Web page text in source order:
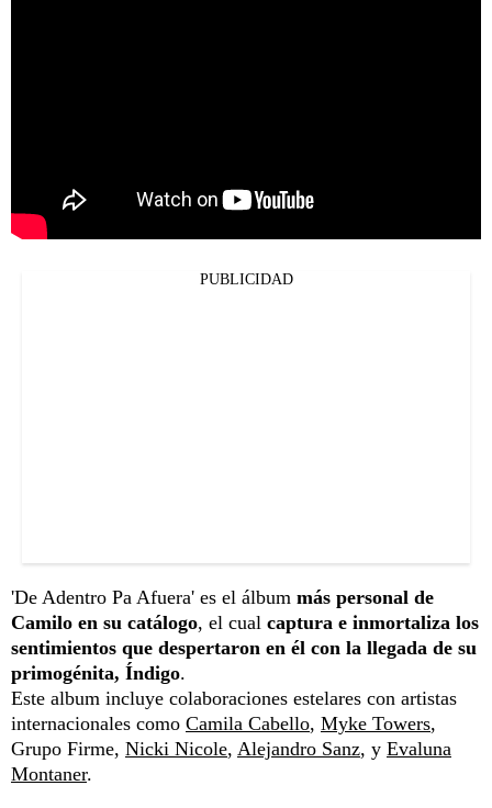
PUBLICIDAD
'De Adentro Pa Afuera' es el álbum más personal de
Camilo en su catálogo, el cual captura e inmortaliza los
sentimientos que despertaron en él con la llegada de su
primogénita, Índigo.
Este album incluye colaboraciones estelares con artistas
internacionales como Camila Cabello, Myke Towers,
Grupo Firme, Nicki Nicole, Alejandro Sanz, y Evaluna
Montaner.